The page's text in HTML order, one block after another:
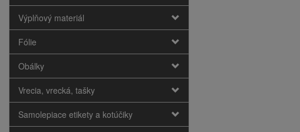
Výplňový materiál
Fólie
Obálky
Vrecia, vrecká, tašky
Samolepiace etikety a kotúčiky